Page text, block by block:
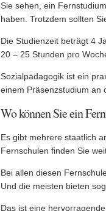
Sie sehen, ein
haben. Trotzdem sollten
Die Studienzeit beträgt 4
20 – 25 Stunden pro
Sozialpädagogik ist ein
einem Präsenzstudium an
Wo können Sie ein
Es gibt mehrere staatlich
Fernschulen finden Sie
Bei allen diesen
Und die meisten bieten
Das ist eine